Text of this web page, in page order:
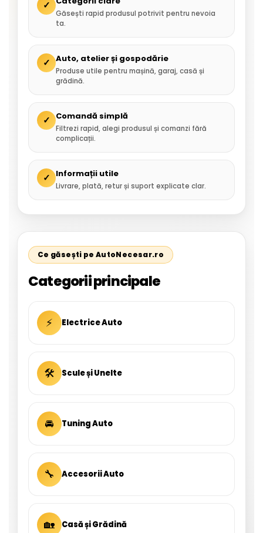
✓
Găsești rapid produsul potrivit pentru nevoia
ta.
✓ Auto, atelier și gospodărie
Produse utile pentru mașină, garaj, casă și
grădină.
✓ Comandă simplă
Filtrezi rapid, alegi produsul și comanzi fără
complicații.
✓ Informații utile
Livrare, plată, retur și suport explicate clar.
Ce găsești pe AutoNecesar.ro
Categorii principale
⚡ Electrice Auto
🛠 Scule și Unelte
🚘 Tuning Auto
🔧 Accesorii Auto
🏡 Casă și Grădină